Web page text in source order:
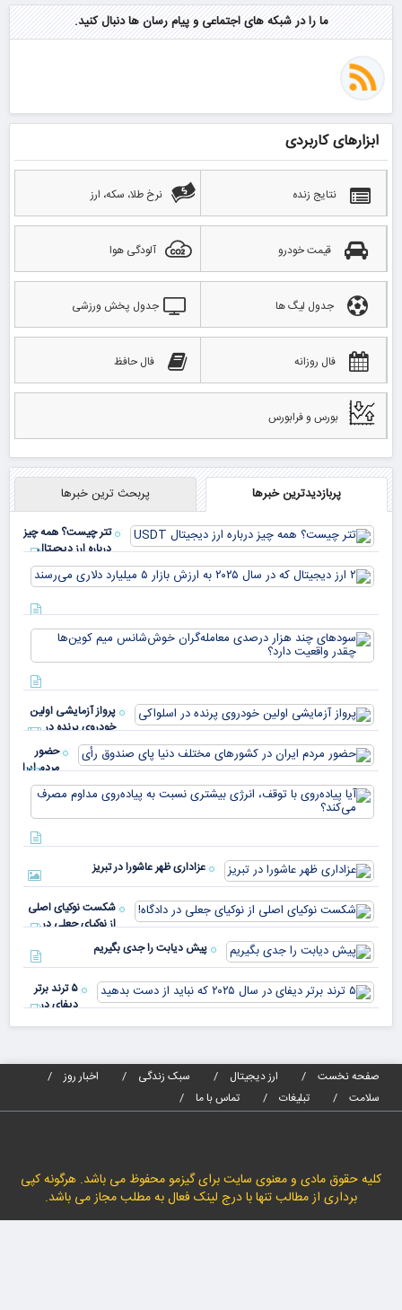
ما را در شبکه های اجتماعی و پیام رسان ها دنبال کنید.
ابزارهای کاربردی
نتایج زنده نرخ طلا، سکه، ارز
قیمت خودرو آلودگی هوا
جدول لیگ ها جدول پخش ورزشی
فال روزانه فال حافظ
بورس و فرابورس
پربازدیدترین خبرها پربحث ترین خبرها
تتر چیست؟ همه چیز
درباره ارز دیجیتال
USDT
پرواز آزمایشی اولین
خودروی پرنده در
اسلواکی
حضور
مردم ایران
در
کشورهای
مختلف
دنیا پای
صندوق
عزاداری ظهر عاشورا در تبریز
شکست نوکیای اصلی
از نوکیای جعلی در
دادگاه!
پیش دیابت را جدی بگیریم
۵ ترند برتر
دیفای در
صفحه نخست
ارز دیجیتال سبک زندگی
اخبار روز
سلامت
تبلیغات تماس با ما
کلیه حقوق مادی و معنوی سایت برای گیزمو محفوظ می باشد. هرگونه کپی
برداری از مطالب تنها با درج لینک فعال به مطلب مجاز می باشد.